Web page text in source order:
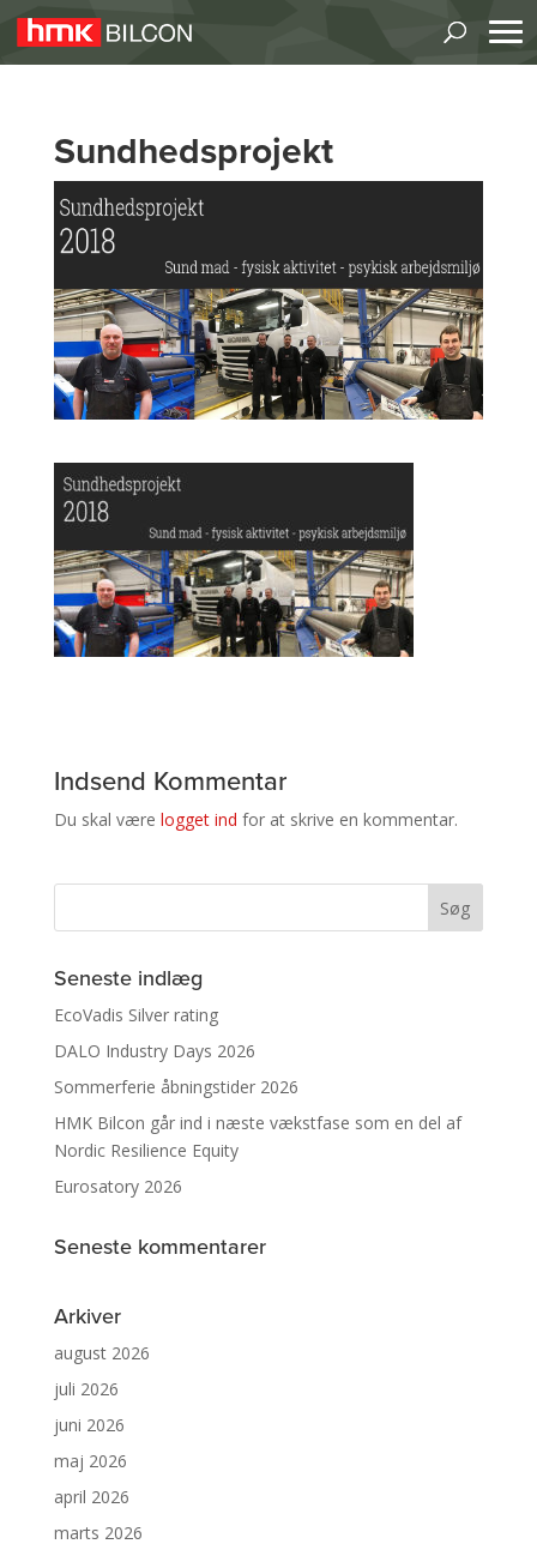
Sundhedsprojekt
Indsend Kommentar
Du skal være logget ind for at skrive en kommentar.
Seneste indlæg
EcoVadis Silver rating
DALO Industry Days 2026
Sommerferie åbningstider 2026
HMK Bilcon går ind i næste vækstfase som en del af
Nordic Resilience Equity
Eurosatory 2026
Seneste kommentarer
Arkiver
august 2026
juli 2026
juni 2026
maj 2026
april 2026
marts 2026